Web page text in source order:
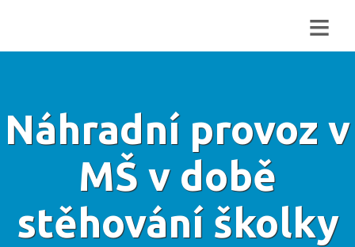
≡
Náhradní provoz v
MŠ v době
stěhování školky